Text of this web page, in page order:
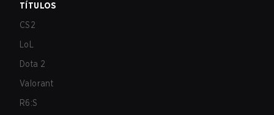
TÍTULOS
CS2
LoL
Dota 2
Valorant
R6:S